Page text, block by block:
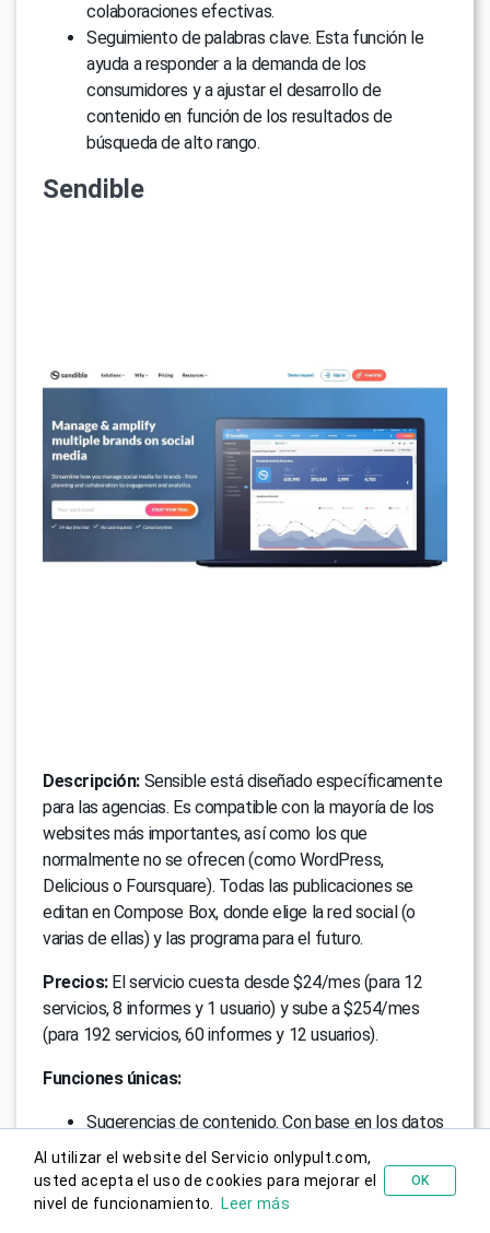
colaboraciones efectivas.
Seguimiento de palabras clave. Esta función le
ayuda a responder a la demanda de los
consumidores y a ajustar el desarrollo de
contenido en función de los resultados de
búsqueda de alto rango.
Sendible
Descripción: Sensible está diseñado específicamente
para las agencias. Es compatible con la mayoría de los
websites más importantes, así como los que
normalmente no se ofrecen (como WordPress,
Delicious o Foursquare). Todas las publicaciones se
editan en Compose Box, donde elige la red social (o
varias de ellas) y las programa para el futuro.
Precios:El servicio cuesta desde $24/mes (para 12
servicios, 8 informes y 1 usuario) y sube a $254/mes
(para 192 servicios, 60 informes y 12 usuarios).
Funciones únicas:
Sugerencias de contenido. Con base en los datos
más recientes, identifique qué publicaciones
probablemente funcionarán mejor en el futuro.
Interacción con Canvas, Dropbox, Google
Al utilizar el website del Servicio onlypult.com,
usted acepta el uso de cookies para mejorar el
nivel de funcionamiento.
Leer más
OK
Probar gratis